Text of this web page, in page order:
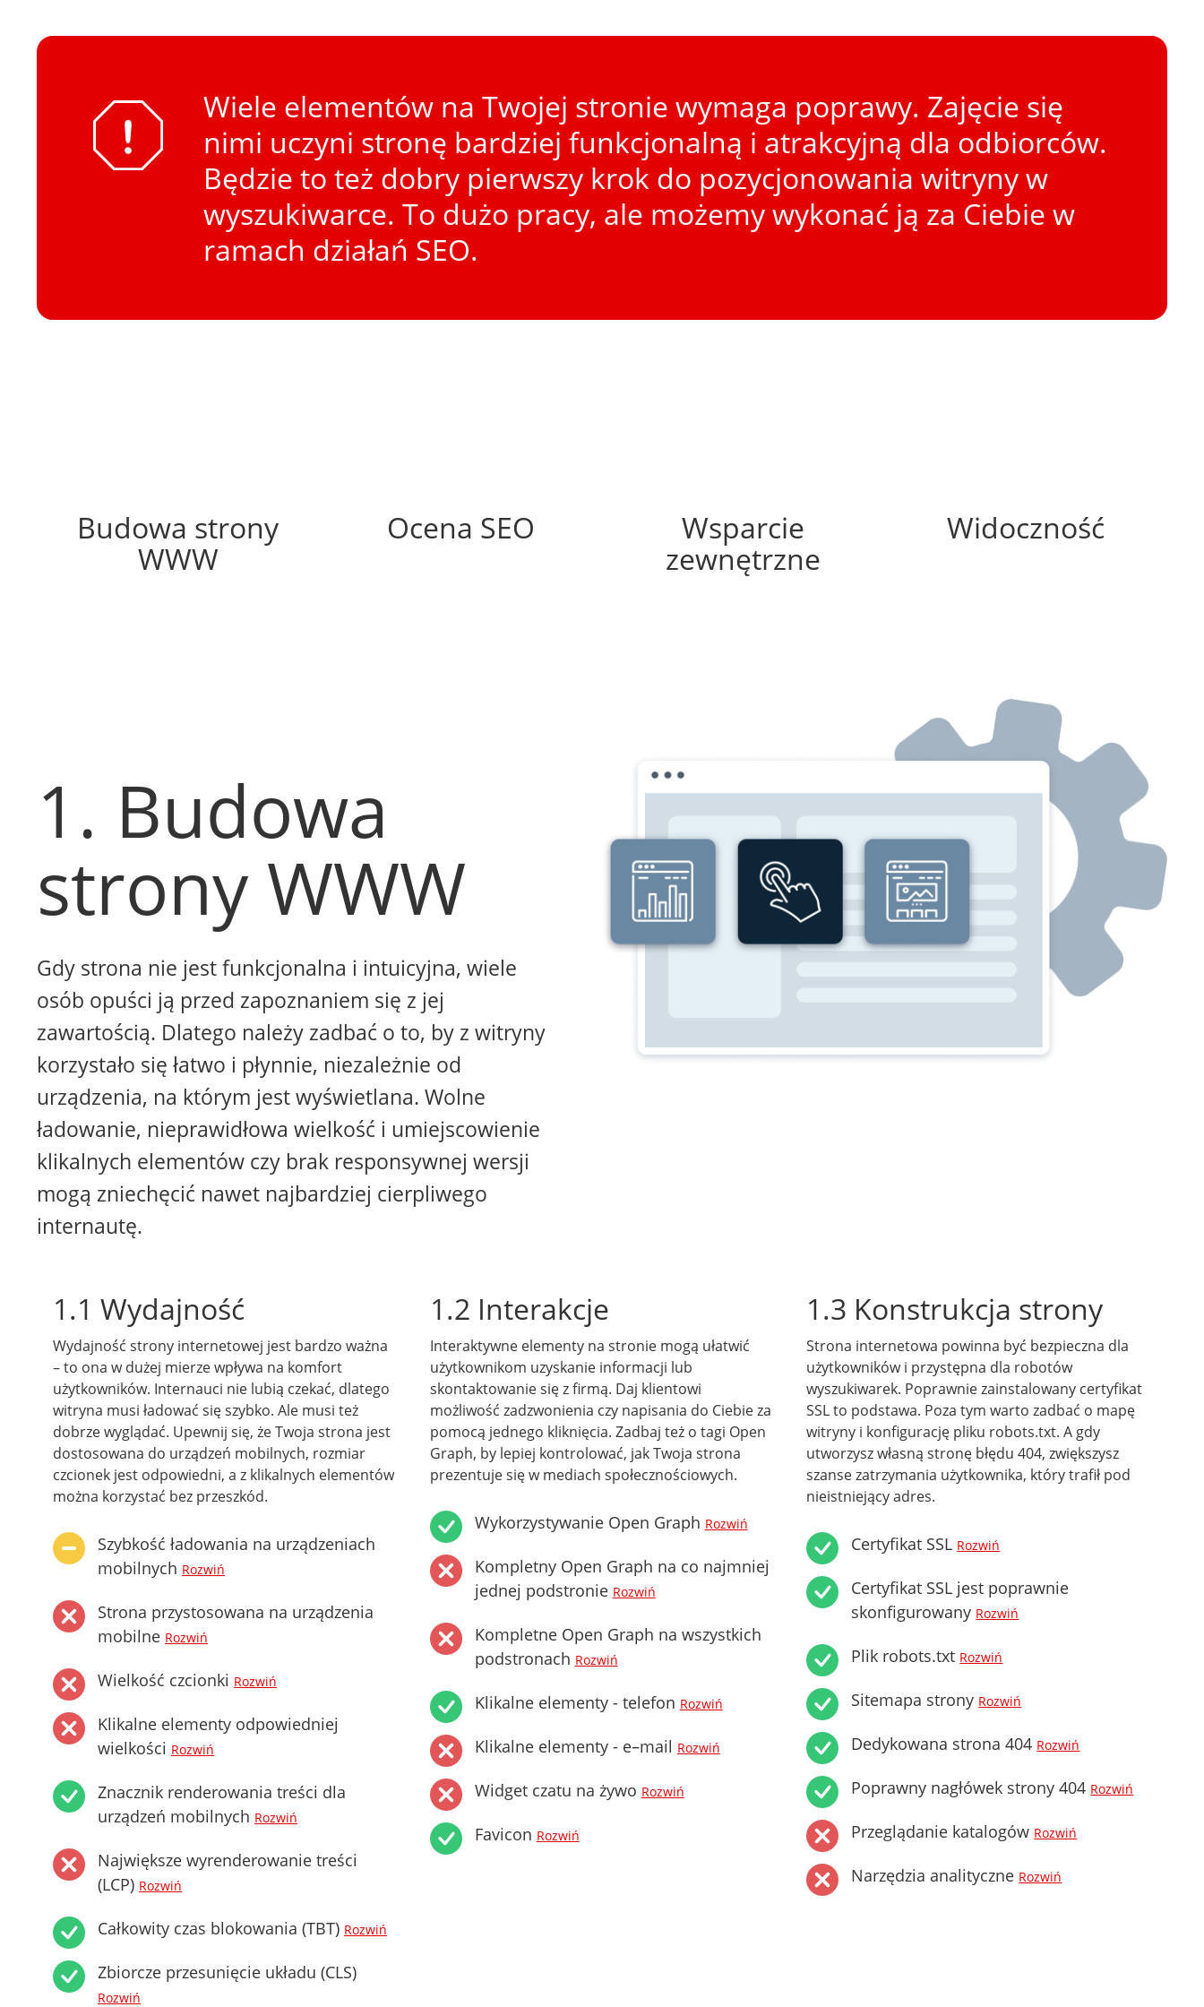
Wiele elementów na Twojej stronie wymaga poprawy. Zajęcie się
nimi uczyni stronę bardziej funkcjonalną i atrakcyjną dla odbiorców.
Będzie to też dobry pierwszy krok do pozycjonowania witryny w
wyszukiwarce. To dużo pracy, ale możemy wykonać ją za Ciebie w
ramach działań SEO.
Budowa strony
WWW
Ocena SEO
Wsparcie
zewnętrzne
Widoczność
1. Budowa
strony WWW
Gdy strona nie jest funkcjonalna i intuicyjna, wiele
osób opuści ją przed zapoznaniem się z jej
zawartością. Dlatego należy zadbać o to, by z witryny
korzystało się łatwo i płynnie, niezależnie od
urządzenia, na którym jest wyświetlana. Wolne
ładowanie, nieprawidłowa wielkość i umiejscowienie
klikalnych elementów czy brak responsywnej wersji
mogą zniechęcić nawet najbardziej cierpliwego
internautę.
1.1 Wydajność
Wydajność strony internetowej jest bardzo ważna
– to ona w dużej mierze wpływa na komfort
użytkowników. Internauci nie lubią czekać, dlatego
witryna musi ładować się szybko. Ale musi też
dobrze wyglądać. Upewnij się, że Twoja strona jest
dostosowana do urządzeń mobilnych, rozmiar
czcionek jest odpowiedni, a z klikalnych elementów
można korzystać bez przeszkód.
Szybkość ładowania na urządzeniach
mobilnych Rozwiń
Strona przystosowana na urządzenia
mobilne Rozwiń
Wielkość czcionki Rozwiń
Klikalne elementy odpowiedniej
wielkości Rozwiń
Znacznik renderowania treści dla
urządzeń mobilnych Rozwiń
Największe wyrenderowanie treści
(LCP) Rozwiń
Całkowity czas blokowania (TBT) Rozwiń
Zbiorcze przesunięcie układu (CLS)
Rozwiń
1.2 Interakcje
Interaktywne elementy na stronie mogą ułatwić
użytkownikom uzyskanie informacji lub
skontaktowanie się z firmą. Daj klientowi
możliwość zadzwonienia czy napisania do Ciebie za
pomocą jednego kliknięcia. Zadbaj też o tagi Open
Graph, by lepiej kontrolować, jak Twoja strona
prezentuje się w mediach społecznościowych.
Wykorzystywanie Open Graph Rozwiń
Kompletny Open Graph na co najmniej
jednej podstronie Rozwiń
Kompletne Open Graph na wszystkich
podstronach Rozwiń
Klikalne elementy - telefon Rozwiń
Klikalne elementy - e–mail Rozwiń
Widget czatu na żywo Rozwiń
Favicon Rozwiń
1.3 Konstrukcja strony
Strona internetowa powinna być bezpieczna dla
użytkowników i przystępna dla robotów
wyszukiwarek. Poprawnie zainstalowany certyfikat
SSL to podstawa. Poza tym warto zadbać o mapę
witryny i konfigurację pliku robots.txt. A gdy
utworzysz własną stronę błędu 404, zwiększysz
szanse zatrzymania użytkownika, który trafił pod
nieistniejący adres.
Certyfikat SSL Rozwiń
Certyfikat SSL jest poprawnie
skonfigurowany Rozwiń
Plik robots.txt Rozwiń
Sitemapa strony Rozwiń
Dedykowana strona 404 Rozwiń
Poprawny nagłówek strony 404 Rozwiń
Przeglądanie katalogów Rozwiń
Narzędzia analityczne Rozwiń